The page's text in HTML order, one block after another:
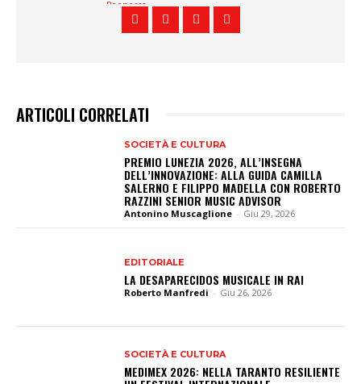
ARTICOLI CORRELATI
SOCIETÀ E CULTURA
PREMIO LUNEZIA 2026, ALL’INSEGNA
DELL’INNOVAZIONE: ALLA GUIDA CAMILLA
SALERNO E FILIPPO MADELLA CON ROBERTO
RAZZINI SENIOR MUSIC ADVISOR
Antonino Muscaglione - Giu 29, 2026
EDITORIALE
LA DESAPARECIDOS MUSICALE IN RAI
Roberto Manfredi - Giu 26, 2026
SOCIETÀ E CULTURA
MEDIMEX 2026: NELLA TARANTO RESILIENTE